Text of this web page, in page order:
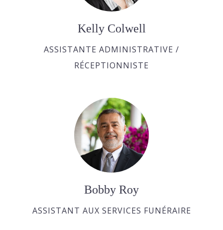
Kelly Colwell
ASSISTANTE ADMINISTRATIVE /
RÉCEPTIONNISTE
Bobby Roy
ASSISTANT AUX SERVICES FUNÉRAIRE